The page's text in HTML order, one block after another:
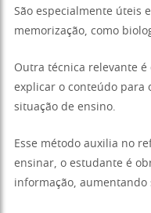
São especialmente úteis
memorização, como
Outra técnica relevante
explicar o conteúdo para
situação de ensino.
Esse método auxilia no
ensinar, o estudante é
informação, aumentando